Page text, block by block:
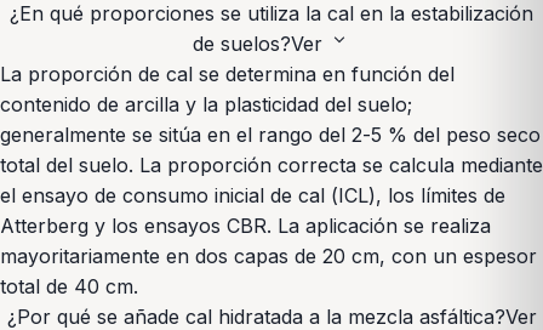
¿En qué proporciones se utiliza la cal en la estabilización
de suelos?Ver expand_more
La proporción de cal se determina en función del
contenido de arcilla y la plasticidad del suelo;
generalmente se sitúa en el rango del 2-5 % del peso seco
total del suelo. La proporción correcta se calcula mediante
el ensayo de consumo inicial de cal (ICL), los límites de
Atterberg y los ensayos CBR. La aplicación se realiza
mayoritariamente en dos capas de 20 cm, con un espesor
total de 40 cm.
¿Por qué se añade cal hidratada a la mezcla asfáltica?Ver